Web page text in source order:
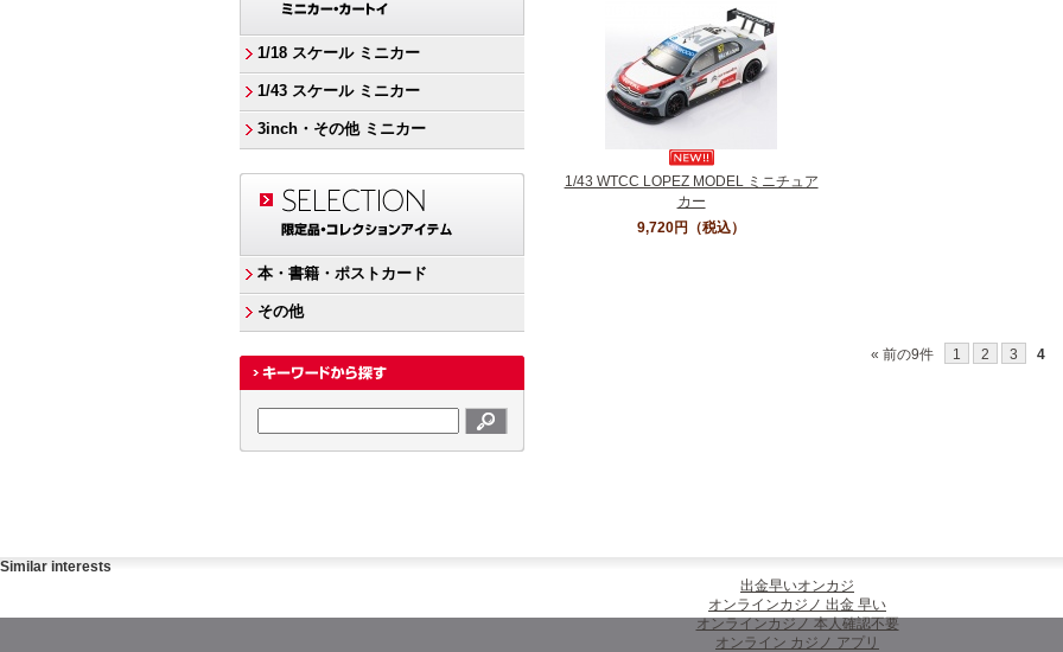
1/18 スケール ミニカー
1/43 スケール ミニカー
3inch・その他 ミニカー
本・書籍・ポストカード
その他
1/43 WTCC LOPEZ MODEL ミニチュア
カー
9,720円
（税込）
« 前の9件 1 2 3 4
Similar interests
出金早いオンカジ
オンラインカジノ 出金 早い
オンラインカジノ 本人確認不要
オンライン カジノ アプリ